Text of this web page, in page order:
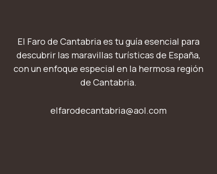
El Faro de Cantabria es tu guía esencial para
descubrir las maravillas turísticas de España,
con un enfoque especial en la hermosa región
de Cantabria.
elfarodecantabria@aol.com